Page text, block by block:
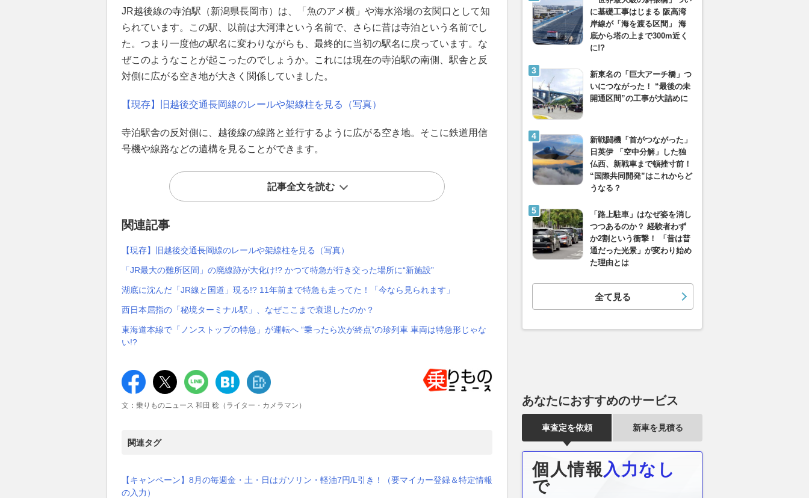
JR越後線の寺泊駅（新潟県長岡市）は、「魚のアメ横」や海水浴場の玄関口として知
られています。この駅、以前は大河津という名前で、さらに昔は寺泊という名前でし
た。つまり一度他の駅名に変わりながらも、最終的に当初の駅名に戻っています。な
ぜこのようなことが起こったのでしょうか。これには現在の寺泊駅の南側、駅舎と反
対側に広がる空き地が大きく関係していました。
【現存】旧越後交通長岡線のレールや架線柱を見る（写真）
寺泊駅舎の反対側に、越後線の線路と並行するように広がる空き地。そこに鉄道用信
号機や線路などの遺構を見ることができます。
記事全文を読む
関連記事
【現存】旧越後交通長岡線のレールや架線柱を見る（写真）
「JR最大の難所区間」の廃線跡が大化け!? かつて特急が行き交った場所に“新施設”
湖底に沈んだ「JR線と国道」現る!? 11年前まで特急も走ってた！「今なら見られます」
西日本屈指の「秘境ターミナル駅」、なぜここまで衰退したのか？
東海道本線で「ノンストップの特急」が運転へ “乗ったら次が終点”の珍列車 車両は特急形じゃな
い!?
文：乗りものニュース 和田 稔（ライター・カメラマン）
関連タグ
【キャンペーン】8月の毎週金・土・日はガソリン・軽油7円/L引き！（要マイカー登録＆特定情報
の入力）
に基礎工事はじまる 阪高湾
岸線が「海を渡る区間」 海
底から塔の上まで300m近く
に!?
新東名の「巨大アーチ橋」つ
いにつながった！ “最後の未
開通区間”の工事が大詰めに
新戦闘機「首がつながった」
日英伊 「空中分解」した独
仏西、新戦車まで頓挫寸前！
“国際共同開発”はこれからど
うなる？
「路上駐車」はなぜ姿を消し
つつあるのか？ 経験者わず
か2割という衝撃！ 「昔は普
通だった光景」が変わり始め
た理由とは
全て見る
あなたにおすすめのサービス
車査定を依頼 新車を見積る
個人情報 入力なし
で